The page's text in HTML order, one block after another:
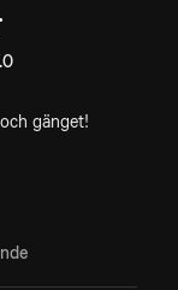
gänget!